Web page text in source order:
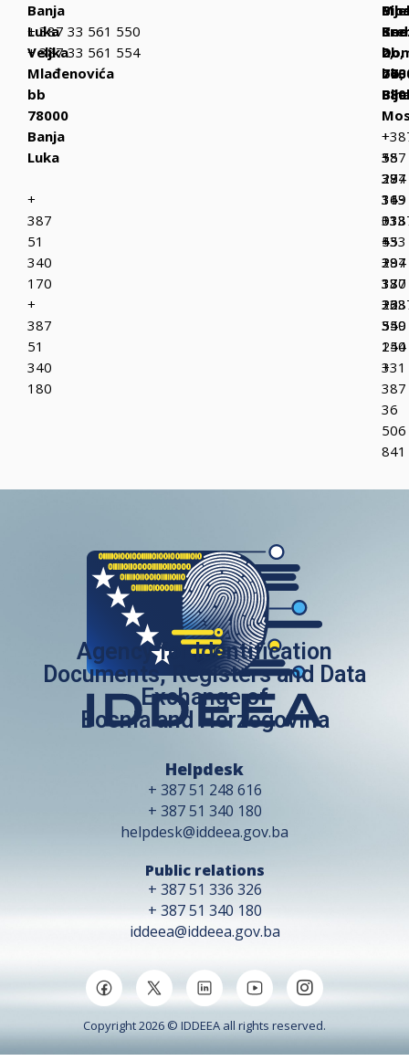
Banja
Luka
Veljka
Mlađenovića
bb
78000
Banja
Luka
+
387
51
340
170
+
387
51
340
180
+ 387 33 561 550
+ 387 33 561 554
bb,
+
387
37
319
013
+
387
37
223
349
bb,
+
387
36
333
433
+
387
36
550
150
+
387
36
506
841
2,
55
294
143
55
294
130
55
244
331
Agency for Identification
Documents, Registers and Data
Exchange of
Bosnia and Herzegovina
Helpdesk
+ 387 51 248 616
+ 387 51 340 180
helpdesk@iddeea.gov.ba
Public relations
+ 387 51 336 326
+ 387 51 340 180
iddeea@iddeea.gov.ba
Copyright 2026 © IDDEEA all rights reserved.